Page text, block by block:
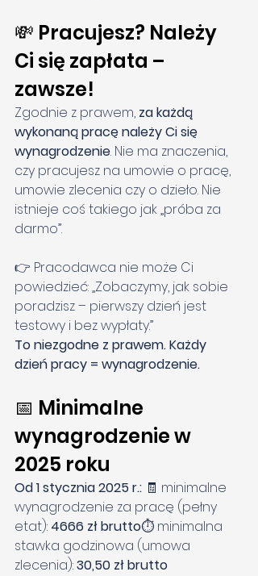
💸 Pracujesz? Należy
Ci się zapłata –
zawsze!
Zgodnie z prawem, za każdą
wykonaną pracę należy Ci się
wynagrodzenie. Nie ma znaczenia,
czy pracujesz na umowie o pracę,
umowie zlecenia czy o dzieło. Nie
istnieje coś takiego jak „próba za
darmo”.
👉 Pracodawca nie może Ci
powiedzieć: „Zobaczymy, jak sobie
poradzisz – pierwszy dzień jest
testowy i bez wypłaty.”
To niezgodne z prawem. Każdy
dzień pracy = wynagrodzenie.
📅 Minimalne
wynagrodzenie w
2025 roku
Od 1 stycznia 2025 r.: 🧾 minimalne
wynagrodzenie za pracę (pełny
etat): 4666 zł brutto⏱️ minimalna
stawka godzinowa (umowa
zlecenia): 30,50 zł brutto